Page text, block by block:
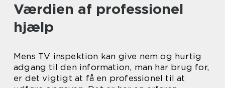
Værdien af professionel
hjælp
Mens TV inspektion kan give nem og hurtig
adgang til den information, man har brug for,
er det vigtigt at få en professionel til at